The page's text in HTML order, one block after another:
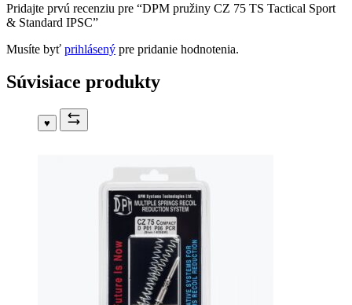
Pridajte prvú recenziu pre “DPM pružiny CZ 75 TS Tactical Sport
& Standard IPSC”
Musíte byť prihlásený pre pridanie hodnotenia.
Súvisiace produkty
♥